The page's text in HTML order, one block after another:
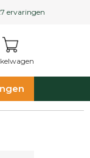
ervaringen